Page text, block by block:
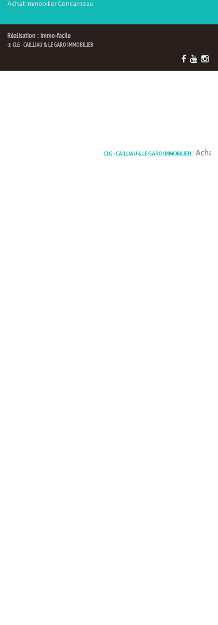
Achat immobilier Concarneau
Réalisation : immo-facile
© CLG - CAILLIAU & LE GARO IMMOBILIER
CLG - CAILLIAU & LE GARO IMMOBILIER: Achat /